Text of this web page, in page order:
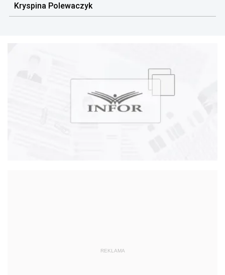
Kryspina Polewaczyk